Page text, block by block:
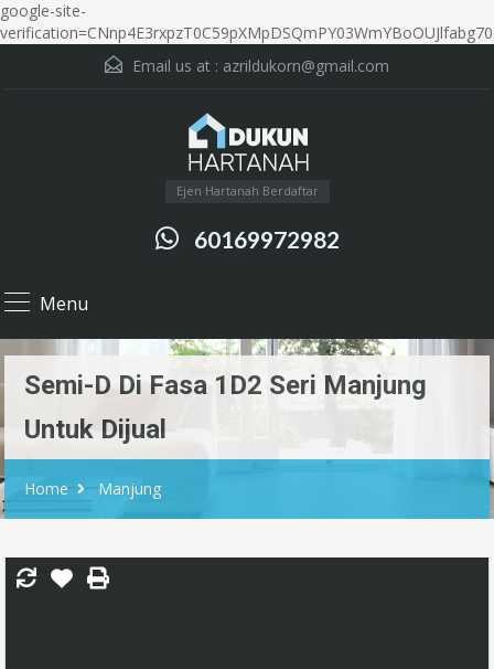
google-site-
verification=CNnp4E3rxpzT0C59pXMpDSQmPY03WmYBoOUJlfabg70
Email us at : azrildukorn@gmail.com
Ejen Hartanah Berdaftar
60169972982
Menu
Semi-D Di Fasa 1D2 Seri Manjung
Untuk Dijual
Home Manjung